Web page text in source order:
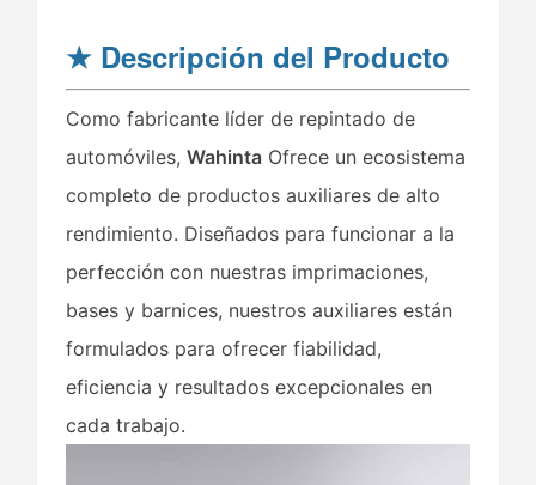
★ Descripción del Producto
Como fabricante líder de repintado de
automóviles, Wahinta Ofrece un ecosistema
completo de productos auxiliares de alto
rendimiento. Diseñados para funcionar a la
perfección con nuestras imprimaciones,
bases y barnices, nuestros auxiliares están
formulados para ofrecer fiabilidad,
eficiencia y resultados excepcionales en
cada trabajo.